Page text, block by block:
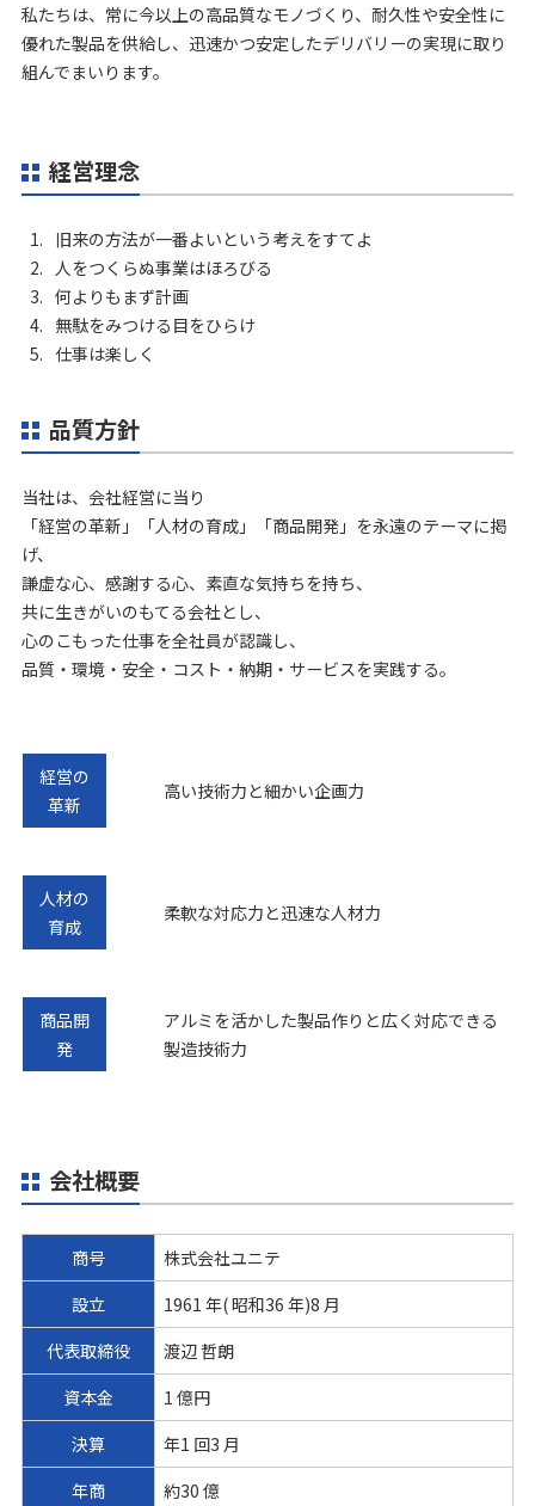
私たちは、常に今以上の高品質なモノづくり、耐久性や安全性に
優れた製品を供給し、迅速かつ安定したデリバリーの実現に取り
組んでまいります。
経営理念
旧来の方法が一番よいという考えをすてよ
人をつくらぬ事業はほろびる
何よりもまず計画
無駄をみつける目をひらけ
仕事は楽しく
品質方針
当社は、会社経営に当り
「経営の革新」「人材の育成」「商品開発」を永遠のテーマに掲
げ、
謙虚な心、感謝する心、素直な気持ちを持ち、
共に生きがいのもてる会社とし、
心のこもった仕事を全社員が認識し、
品質・環境・安全・コスト・納期・サービスを実践する。
経営の
革新
高い技術力と細かい企画力
人材の
育成
柔軟な対応力と迅速な人材力
商品開
発
アルミを活かした製品作りと広く対応できる
製造技術力
会社概要
商号
株式会社ユニテ
設立
1961 年( 昭和36 年)8 月
代表取締役
渡辺 哲朗
資本金
1 億円
決算
年1 回3 月
年商
約30 億